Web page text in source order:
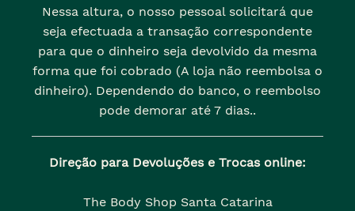
Nessa altura, o nosso pessoal solicitará que
seja efectuada a transação correspondente
para que o dinheiro seja devolvido da mesma
forma que foi cobrado (A loja não reembolsa o
dinheiro). Dependendo do banco, o reembolso
pode demorar até 7 dias..
Direção para Devoluções e Trocas online:
The Body Shop Santa Catarina